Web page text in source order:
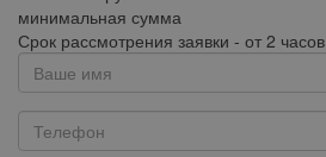
минимальная сумма
Срок рассмотрения заявки - от 2 часов